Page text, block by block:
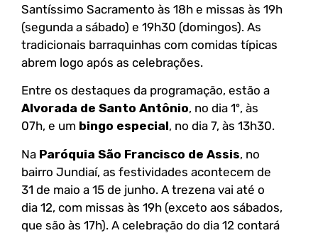
Santíssimo Sacramento às 18h e missas às 19h
(segunda a sábado) e 19h30 (domingos). As
tradicionais barraquinhas com comidas típicas
abrem logo após as celebrações.
Entre os destaques da programação, estão a
Alvorada de Santo Antônio, no dia 1º, às
07h, e um bingo especial, no dia 7, às 13h30.
Na Paróquia São Francisco de Assis, no
bairro Jundiaí, as festividades acontecem de
31 de maio a 15 de junho. A trezena vai até o
dia 12, com missas às 19h (exceto aos sábados,
que são às 17h). A celebração do dia 12 contará